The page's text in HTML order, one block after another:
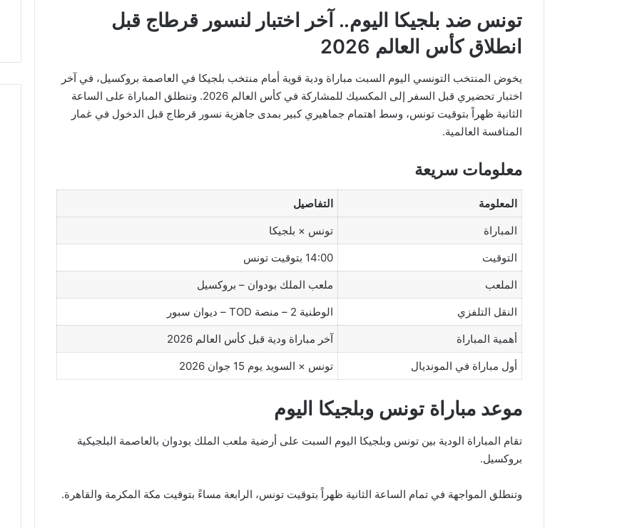
تونس ضد بلجيكا اليوم.. آخر اختبار لنسور قرطاج قبل
انطلاق كأس العالم 2026
يخوض المنتخب التونسي اليوم السبت مباراة ودية قوية أمام منتخب بلجيكا في العاصمة بروكسيل، في آخر
اختبار تحضيري قبل السفر إلى المكسيك للمشاركة في كأس العالم 2026. وتنطلق المباراة على الساعة
الثانية ظهراً بتوقيت تونس، وسط اهتمام جماهيري كبير بمدى جاهزية نسور قرطاج قبل الدخول في غمار
المنافسة العالمية.
معلومات سريعة
المعلومة
التفاصيل
المباراة
تونس × بلجيكا
التوقيت
14:00 بتوقيت تونس
الملعب
ملعب الملك بودوان – بروكسيل
النقل التلفزي
الوطنية 2 – منصة TOD – ديوان سبور
أهمية المباراة
آخر مباراة ودية قبل كأس العالم 2026
أول مباراة في المونديال
تونس × السويد يوم 15 جوان 2026
موعد مباراة تونس وبلجيكا اليوم
تقام المباراة الودية بين تونس وبلجيكا اليوم السبت على أرضية ملعب الملك بودوان بالعاصمة البلجيكية
بروكسيل.
وتنطلق المواجهة في تمام الساعة الثانية ظهراً بتوقيت تونس، الرابعة مساءً بتوقيت مكة المكرمة والقاهرة.